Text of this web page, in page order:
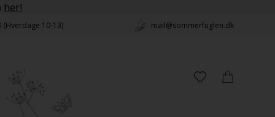
her!
(Hverdage 10-13) mail@sommerfuglen.dk